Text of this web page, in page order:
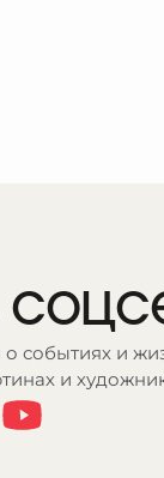
событиях и
и